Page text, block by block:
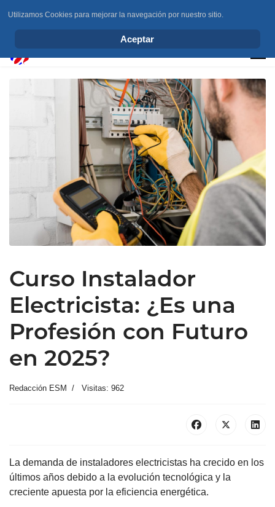
Curso Instalador
Electricista: ¿Es una
Profesión con Futuro
en 2025?
Redacción ESM Visitas: 962
La demanda de instaladores electricistas ha crecido en los
últimos años debido a la evolución tecnológica y la
creciente apuesta por la eficiencia energética.
Utilizamos Cookies para mejorar la navegación por nuestro sitio.
Aceptar